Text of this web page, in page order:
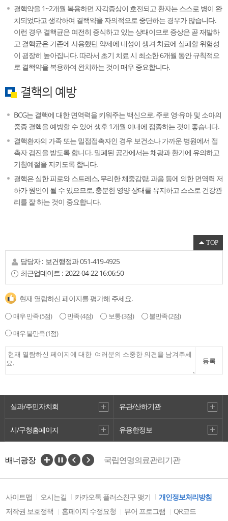
결핵약을 1~2개월 복용하면 자각증상이 호전되고 환자는 스스로 병이 완
치되었다고 생각하여 결핵약을 자의적으로 중단하는 경우가 많습니다.
이런 경우 결핵균은 여전히 증식하고 있는 상태이므로 증상은 곧 재발하
고 결핵균은 기존에 사용했던 약제에 내성이 생겨 치료에 실패할 위험성
이 굉장히 높아집니다. 따라서 초기 치료 시 최소한 6개월 동안 규칙적으
로 결핵약을 복용하여 완치하는 것이 매우 중요합니다.
결핵의 예방
BCG는 결핵에 대한 면역력을 키워주는 백신으로, 주로 영·유아 및 소아의
중증 결핵을 예방할 수 있어 생후 1개월 이내에 접종하는 것이 좋습니다.
결핵환자의 가족 또는 밀접접촉자인 경우 보건소나 가까운 병원에서 접
촉자 검진을 받도록 합니다. 밀폐된 공간에서는 채광과 환기에 유의하고
기침예절을 지키도록 합니다.
결핵은 심한 피로와 스트레스, 무리한 체중감량, 과음 등에 의한 면역력 저
하가 원인이 될 수 있으므로, 충분한 영양 상태를 유지하고 스스로 건강관
리를 잘 하는 것이 중요합니다.
TOP
담당자 : 보건행정과051-419-4925
최근업데이트 : 2022-04-22 16:06:50
현재 열람하신 페이지를 평가해 주세요.
매우 만족(5점) 만족(4점) 보통(3점) 불만족(2점)
매우 불만족(1점)
등록
실과/주민자치회 유관/산하기관
시/구청홈페이지 유용한정보
배너광장
국립연명의료관리기관
에볼라바이러스병 바로알기
질병관리청
국민건강보험
사이트맵 오시는길 카카오톡 플러스친구 맺기
개인정보처리방침
저작권 보호정책
홈페이지 수정요청 뷰어 프로그램 QR코드